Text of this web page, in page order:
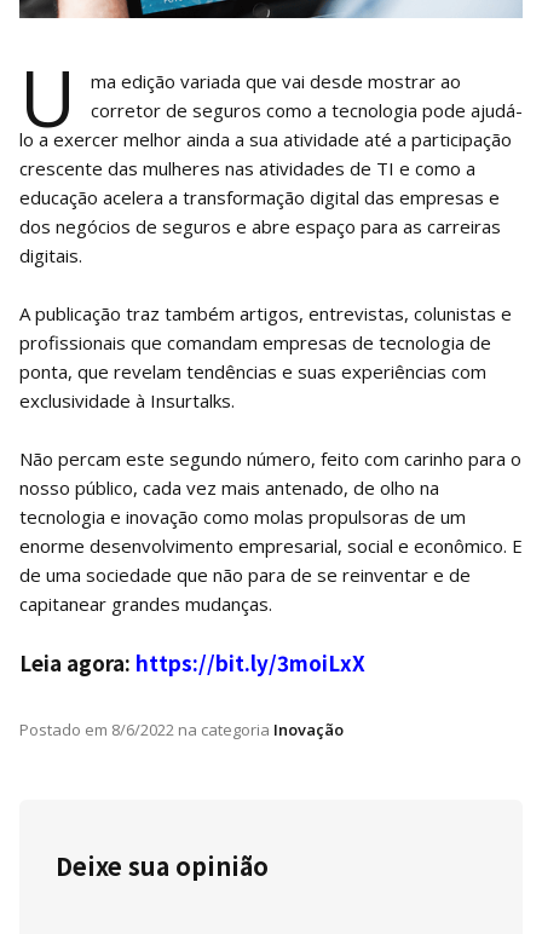
U
ma edição variada que vai desde mostrar ao
corretor de seguros como a tecnologia pode ajudá-
lo a exercer melhor ainda a sua atividade até a participação
crescente das mulheres nas atividades de TI e como a
educação acelera a transformação digital das empresas e
dos negócios de seguros e abre espaço para as carreiras
digitais.
A publicação traz também artigos, entrevistas, colunistas e
profissionais que comandam empresas de tecnologia de
ponta, que revelam tendências e suas experiências com
exclusividade à Insurtalks.
Não percam este segundo número, feito com carinho para o
nosso público, cada vez mais antenado, de olho na
tecnologia e inovação como molas propulsoras de um
enorme desenvolvimento empresarial, social e econômico. E
de uma sociedade que não para de se reinventar e de
capitanear grandes mudanças.
Leia agora: https://bit.ly/3moiLxX
Postado em 8/6/2022 na categoria Inovação
Deixe sua opinião